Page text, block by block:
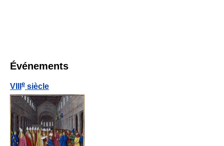
Événements
VIII e siècle